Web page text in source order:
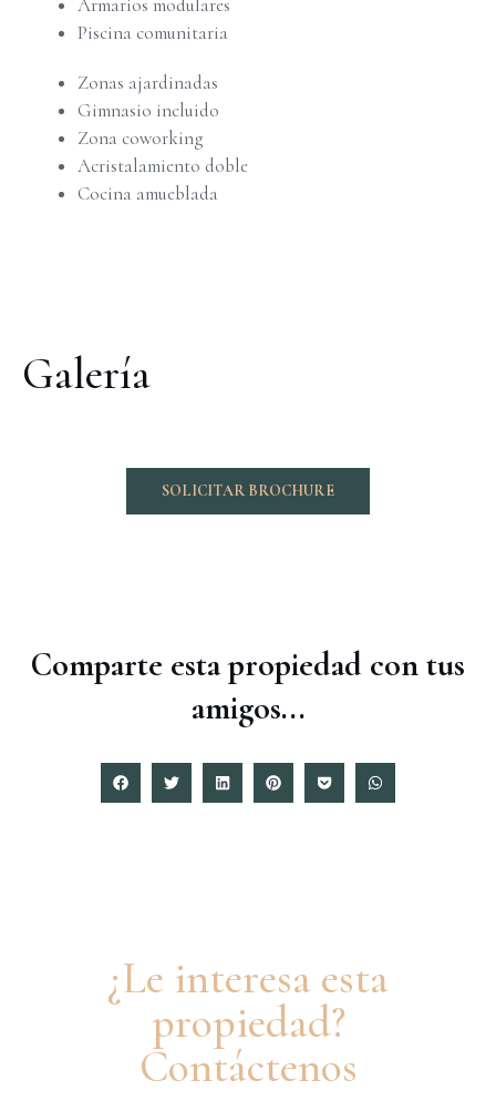
Armarios modulares
Piscina comunitaria
Zonas ajardinadas
Gimnasio incluido
Zona coworking
Acristalamiento doble
Cocina amueblada
Galería
SOLICITAR BROCHURE
Comparte esta propiedad con tus
amigos...
¿Le interesa esta
propiedad?
Contáctenos